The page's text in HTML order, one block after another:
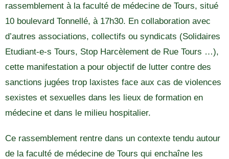
rassemblement à la faculté de médecine de Tours, situé
10 boulevard Tonnellé, à 17h30. En collaboration avec
d’autres associations, collectifs ou syndicats (Solidaires
Etudiant-e-s Tours, Stop Harcèlement de Rue Tours …),
cette manifestation a pour objectif de lutter contre des
sanctions jugées trop laxistes face aux cas de violences
sexistes et sexuelles dans les lieux de formation en
médecine et dans le milieu hospitalier.
Ce rassemblement rentre dans un contexte tendu autour
de la faculté de médecine de Tours qui enchaîne les